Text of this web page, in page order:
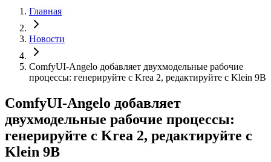
Главная
Новости
ComfyUI-Angelo добавляет двухмодельные рабочие
процессы: генерируйте с Krea 2, редактируйте с Klein 9B
ComfyUI-Angelo добавляет
двухмодельные рабочие процессы:
генерируйте с Krea 2, редактируйте с
Klein 9B